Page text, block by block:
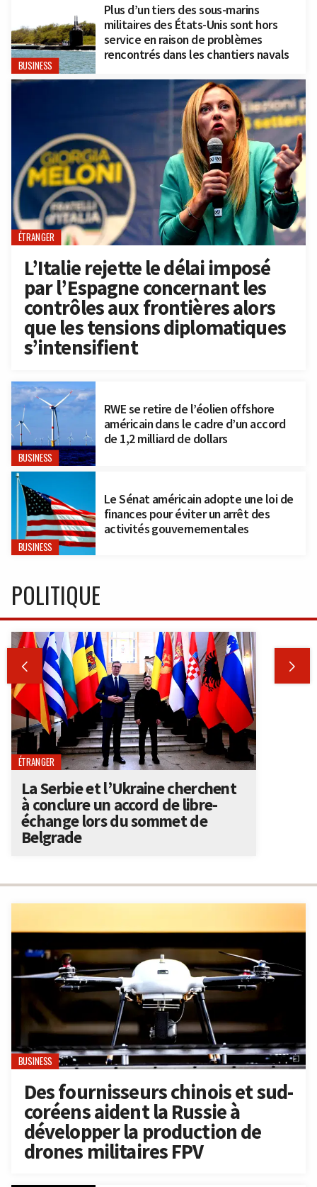
BUSINESS
Plus d’un tiers des sous-marins
militaires des États-Unis sont hors
service en raison de problèmes
rencontrés dans les chantiers navals
ÉTRANGER
L’Italie rejette le délai imposé
par l’Espagne concernant les
contrôles aux frontières alors
que les tensions diplomatiques
s’intensifient
BUSINESS
RWE se retire de l’éolien offshore
américain dans le cadre d’un accord
de 1,2 milliard de dollars
BUSINESS
Le Sénat américain adopte une loi de
finances pour éviter un arrêt des
activités gouvernementales
BUSINESS
Des fournisseurs chinois et sud-
coréens aident la Russie à
développer la production de
drones militaires FPV
POLITIQUE
 
ÉTRANGER
La Serbie et l’Ukraine cherchent
à conclure un accord de libre-
échange lors du sommet de
Belgrade